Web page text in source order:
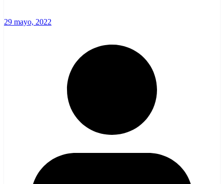
29 mayo, 2022